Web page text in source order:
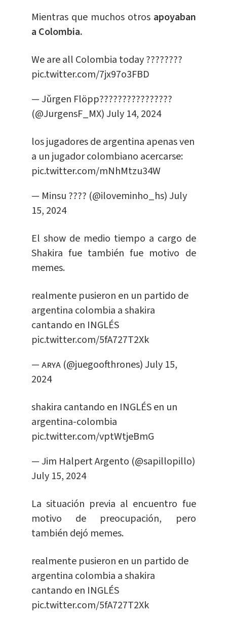
Mientras que muchos otros apoyaban
a Colombia.
We are all Colombia today ????????
pic.twitter.com/7jx97o3FBD
— Jǔrgen Flöpp????????????????
(@JurgensF_MX)July 14, 2024
los jugadores de argentina apenas ven
a un jugador colombiano acercarse:
pic.twitter.com/mNhMtzu34W
— Minsu ???? (@iloveminho_hs)July
15, 2024
El show de medio tiempo a cargo de
Shakira fue también fue motivo de
memes.
realmente pusieron en un partido de
argentina colombia a shakira
cantando en INGLÉS
pic.twitter.com/5fA727T2Xk
— ᴀʀʏᴀ (@juegoofthrones)July 15,
2024
shakira cantando en INGLÉS en un
argentina-colombia
pic.twitter.com/vptWtjeBmG
— Jim Halpert Argento (@sapillopillo)
July 15, 2024
La situación previa al encuentro fue
motivo de preocupación, pero
también dejó memes.
realmente pusieron en un partido de
argentina colombia a shakira
cantando en INGLÉS
pic.twitter.com/5fA727T2Xk